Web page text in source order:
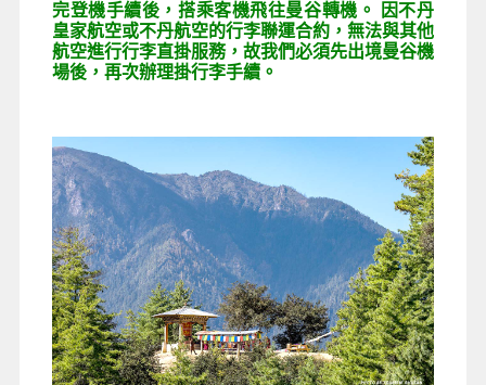
完登機手續後，搭乘客機飛往曼谷轉機。 因不丹
皇家航空或不丹航空的行李聯運合約，無法與其他
航空進行行李直掛服務，故我們必須先出境曼谷機
場後，再次辦理掛行李手續。